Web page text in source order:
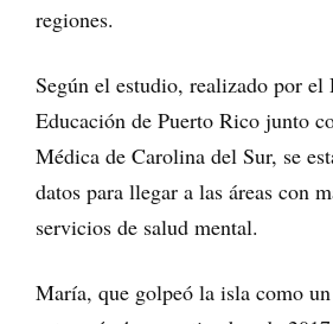
regiones.
Según el estudio, realizado por el
Educación de Puerto Rico junto
Médica de Carolina del Sur, se
datos para llegar a las áreas con
servicios de salud mental.
María, que golpeó la isla como